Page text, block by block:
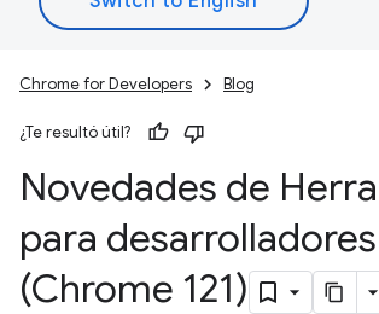
Chrome for Developers Blog
¿Te resultó útil?
Novedades de
para desarrolladores
(Chrome 121)